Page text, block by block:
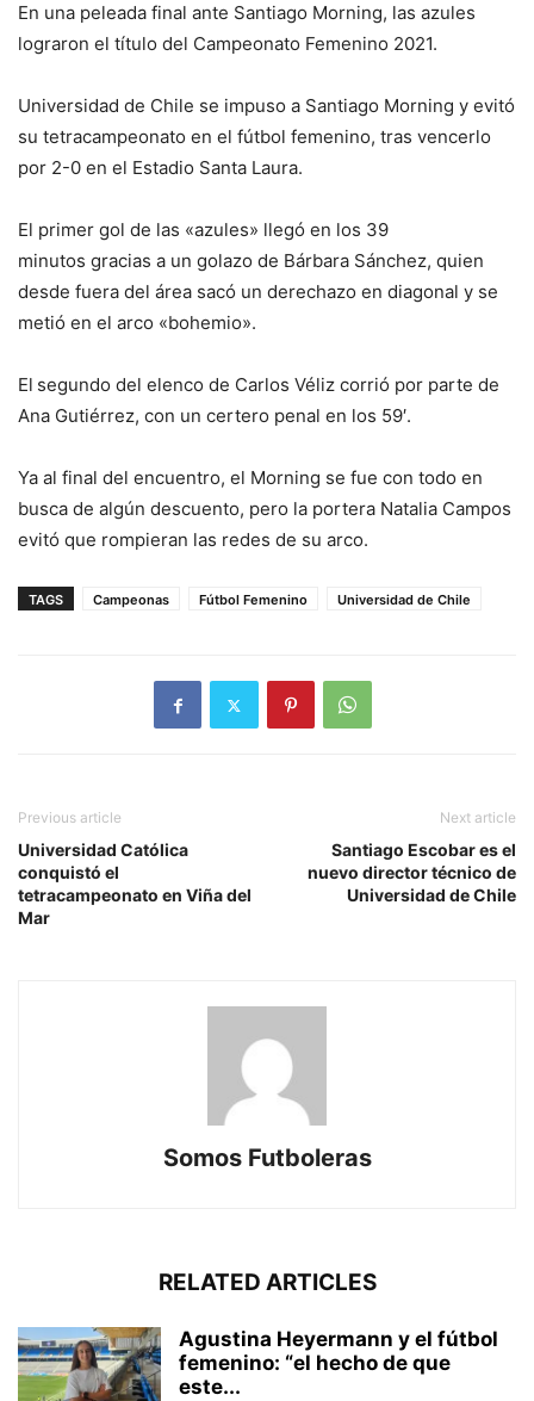
En una peleada final ante Santiago Morning, las azules
lograron el título del Campeonato Femenino 2021.
Universidad de Chile se impuso a Santiago Morning y evitó
su tetracampeonato en el fútbol femenino, tras vencerlo
por 2-0 en el Estadio Santa Laura.
El primer gol de las «azules» llegó en los 39
minutos gracias a un golazo de Bárbara Sánchez, quien
desde fuera del área sacó un derechazo en diagonal y se
metió en el arco «bohemio».
El segundo del elenco de Carlos Véliz corrió por parte de
Ana Gutiérrez, con un certero penal en los 59′.
Ya al final del encuentro, el Morning se fue con todo en
busca de algún descuento, pero la portera Natalia Campos
evitó que rompieran las redes de su arco.
TAGS Campeonas Fútbol Femenino Universidad de Chile
Previous article
Universidad Católica
conquistó el
tetracampeonato en Viña del
Mar
Next article
Santiago Escobar es el
nuevo director técnico de
Universidad de Chile
Somos Futboleras
RELATED ARTICLES
Agustina Heyermann y el fútbol
femenino: “el hecho de que
este...